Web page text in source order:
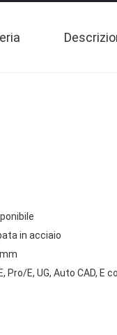
in acciaio
Pro/E, UG, Auto CAD, E